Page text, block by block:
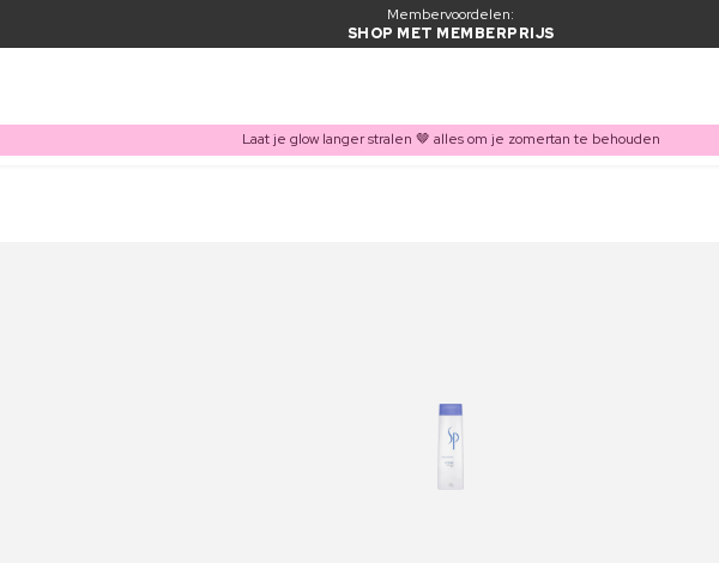
Membervoordelen:
SHOP MET MEMBERPRIJS
Laat je glow langer stralen 🤎 alles om je zomertan te behouden